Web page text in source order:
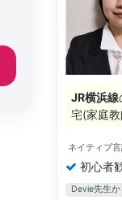
JR横浜線
宅(家庭
ネイティブ
初心者
Devie先生